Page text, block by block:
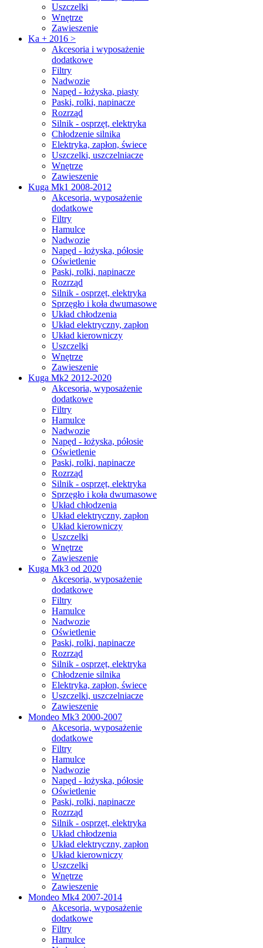
Uszczelki
Wnętrze
Zawieszenie
Ka + 2016 >
Akcesoria i wyposażenie
dodatkowe
Filtry
Nadwozie
Napęd - łożyska, piasty
Paski, rolki, napinacze
Rozrząd
Silnik - osprzęt, elektryka
Chłodzenie silnika
Elektryka, zapłon, świece
Uszczelki, uszczelniacze
Wnętrze
Zawieszenie
Kuga Mk1 2008-2012
Akcesoria, wyposażenie
dodatkowe
Filtry
Hamulce
Nadwozie
Napęd - łożyska, półosie
Oświetlenie
Paski, rolki, napinacze
Rozrząd
Silnik - osprzęt, elektryka
Sprzęgło i koła dwumasowe
Układ chłodzenia
Układ elektryczny, zapłon
Układ kierowniczy
Uszczelki
Wnętrze
Zawieszenie
Kuga Mk2 2012-2020
Akcesoria, wyposażenie
dodatkowe
Filtry
Hamulce
Nadwozie
Napęd - łożyska, półosie
Oświetlenie
Paski, rolki, napinacze
Rozrząd
Silnik - osprzęt, elektryka
Sprzęgło i koła dwumasowe
Układ chłodzenia
Układ elektryczny, zapłon
Układ kierowniczy
Uszczelki
Wnętrze
Zawieszenie
Kuga Mk3 od 2020
Akcesoria, wyposażenie
dodatkowe
Filtry
Hamulce
Nadwozie
Oświetlenie
Paski, rolki, napinacze
Rozrząd
Silnik - osprzęt, elektryka
Chłodzenie silnika
Elektryka, zapłon, świece
Uszczelki, uszczelniacze
Zawieszenie
Mondeo Mk3 2000-2007
Akcesoria, wyposażenie
dodatkowe
Filtry
Hamulce
Nadwozie
Napęd - łożyska, półosie
Oświetlenie
Paski, rolki, napinacze
Rozrząd
Silnik - osprzęt, elektryka
Układ chłodzenia
Układ elektryczny, zapłon
Układ kierowniczy
Uszczelki
Wnętrze
Zawieszenie
Mondeo Mk4 2007-2014
Akcesoria, wyposażenie
dodatkowe
Filtry
Hamulce